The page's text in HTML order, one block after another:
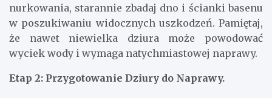
nurkowania, starannie zbadaj dno i ścianki basenu
w poszukiwaniu widocznych uszkodzeń. Pamiętaj,
że nawet niewielka dziura może powodować
wyciek wody i wymaga natychmiastowej naprawy.
Etap 2: Przygotowanie Dziury do Naprawy.